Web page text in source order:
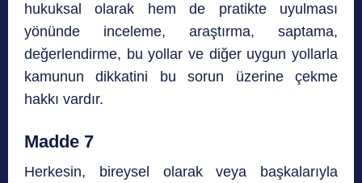
hukuksal olarak hem de pratikte uyulması
yönünde inceleme, araştırma, saptama,
değerlendirme, bu yollar ve diğer uygun yollarla
kamunun dikkatini bu sorun üzerine çekme
hakkı vardır.
Madde 7
Herkesin, bireysel olarak veya başkalarıyla